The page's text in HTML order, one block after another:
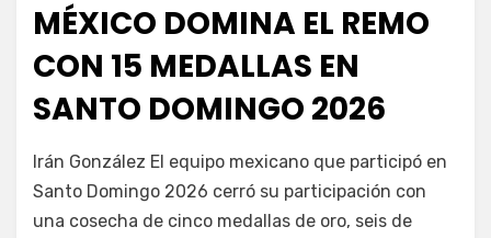
MÉXICO DOMINA EL REMO
CON 15 MEDALLAS EN
SANTO DOMINGO 2026
por Fernando Miranda Servín
Irán González El equipo mexicano que participó en
Santo Domingo 2026 cerró su participación con
una cosecha de cinco medallas de oro, seis de